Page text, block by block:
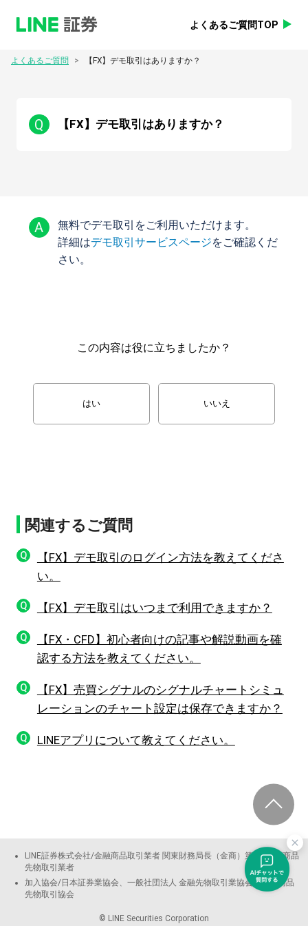
よくあるご質問TOP
よくあるご質問 > 【FX】デモ取引はありますか？
Q 【FX】デモ取引はありますか？
A
無料でデモ取引をご利用いただけます。
詳細はデモ取引サービスページをご確認くだ
さい。
この内容は役に立ちましたか？
はい いいえ
関連するご質問
Q
【FX】デモ取引のログイン方法を教えてくださ
い。
Q 【FX】デモ取引はいつまで利用できますか？
Q
【FX・CFD】初心者向けの記事や解説動画を確
認する方法を教えてください。
Q
【FX】売買シグナルのシグナルチャートシミュ
レーションのチャート設定は保存できますか？
Q LINEアプリについて教えてください。
LINE証券株式会社/金融商品取引業者 関東財務局長（金商）第3144号 商品
先物取引業者
加入協会/日本証券業協会、一般社団法人 金融先物取引業協会、日本商品
先物取引協会
© LINE Securities Corporation